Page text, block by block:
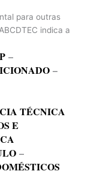
para outras
indica a
–
–
TÉCNICA
E
–